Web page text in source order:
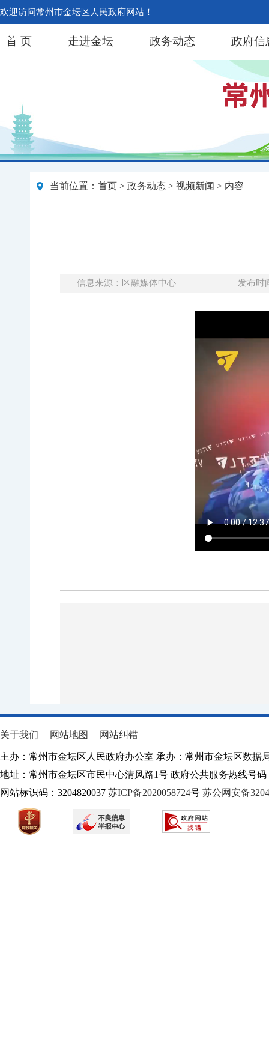
欢迎访问常州市金坛区人民政府网站！
首 页 走进金坛 政务动态 政府信
当前位置： 首页 > 政务动态 > 视频新闻 > 内容
信息来源：区融媒体中心 发布时
关于我们 | 网站地图 | 网站纠错
主办：常州市金坛区人民政府办公室 承办：常州市金坛区数据
地址：常州市金坛区市民中心清风路1号 政府公共服务热线号码
网站标识码：3204820037 苏ICP备2020058724号 苏公网安备